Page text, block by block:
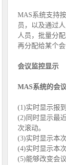
MAS系统支持
员，以及通过
人员，批量分
再分配给某个会
会议监控显示
MAS系统的会
(1)实时显示报
(2)同时显示最
次滚动。
(3)实时显示本
(4)实时显示本
(5)能够改变会